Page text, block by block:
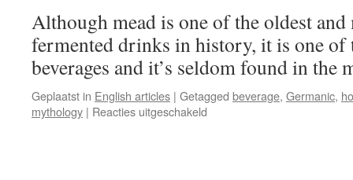
Although mead is one of the oldest and
fermented drinks in history, it is one of
beverages and it’s seldom found in the
Geplaatst in English articles | Getagged beverage, Germanic,
mythology | Reacties uitgeschakeld